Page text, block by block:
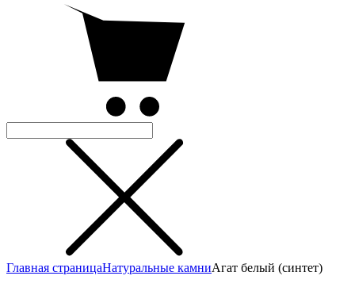
Главная страницаНатуральные камниАгат белый (синтет)